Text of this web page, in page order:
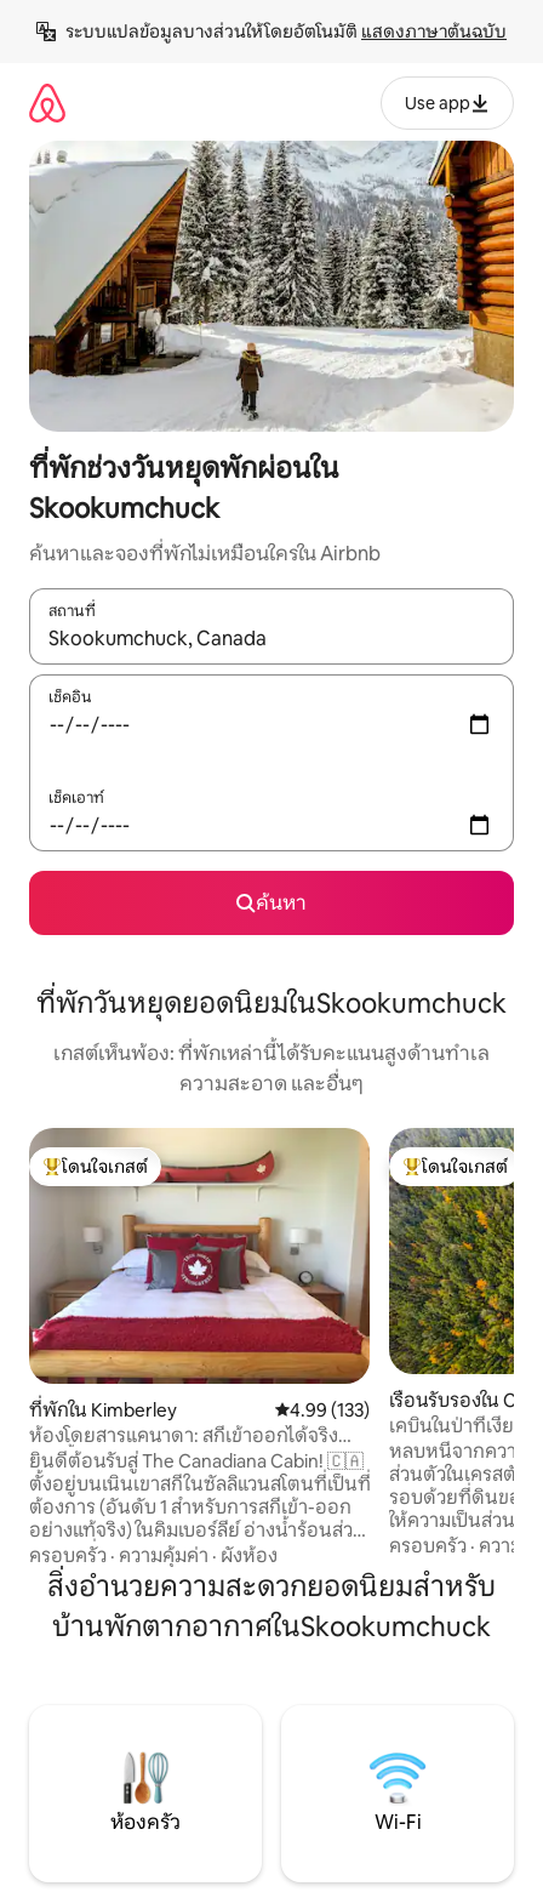
เนื้อหา
ระบบแปลข้อมูลบางส่วนให้โดยอัตโนมัติ แสดงภาษาต้นฉบับ
Use app
ที่พักช่วงวันหยุดพักผ่อนใน
Skookumchuck
ค้นหาและจองที่พักไม่เหมือนใครใน Airbnb
สถานที่
ใช้ลูกศรขึ้นลง หรือใช้การสัมผัสหรือปัด เพื่อสำรวจผลการค้นหา
เช็คอิน
เช็คเอาท์
ค้นหา
ที่พักวันหยุดยอดนิยมในSkookumchuck
เกสต์เห็นพ้อง: ที่พักเหล่านี้ได้รับคะแนนสูงด้านทำเล
ความสะอาด และอื่นๆ
โดนใจเกสต์ที่สุด
โดนใจเกสต์
ที่พักใน Kimberley คะแนนเฉลี่ย 4.99 จาก 5, 133 รีวิว
4.99 (133)
ห้องโดยสารแคนาดา: สกีเข้าออกได้จริง
อ่างน้ำร้อนส่วนตัว
ยินดีต้อนรับสู่ The Canadiana Cabin! 🇨🇦
ตั้งอยู่บนเนินเขาสกีในซัลลิแวนสโตนที่เป็นที่
ต้องการ (อันดับ 1 สำหรับการสกีเข้า-ออก
อย่างแท้จริง) ในคิมเบอร์ลีย์ อ่างน้ำร้อนส่วน
ตัวและที่จอดรถ ใช้ชีวิตแบบชาวแคนาดา
เอ๊ะ! 🇨🇦 ได้รับการตกแต่งอย่างเป็น
เอกลักษณ์เพื่อประสบการณ์ที่ไม่ซ้ำใคร
พื้นที่นั่งเล่น ห้องรับประทานอาหาร และ
ห้องครัวแบบเปิดโล่งที่กว้างขวางเป็นที่ที่
ครอบครัว · ความคุ้มค่า · ผังห้อง
โดนใจเกสต์ที่สุด
โดนใจเกสต์
เรือนรับรองใน
C
เคบินในป่าที่เงียบส
หลบหนีจากความวุ่
ส่วนตัวในเครสตัน
รอบด้วยที่ดินของ
ให้ความเป็นส่วนตั
สะดวกสบายอย่าง
และธรรมชาติที่สวยงาม เพลิ
อากาศบริสุทธิ์บนภู
และยามค่ำคืนที่เ
เหมาะสำหรับกา
ที่พักผ่อนที่เงียบส
ครอบครัว · ความคุ้
สิ่งอำนวยความสะดวกยอดนิยมสำหรับ
บ้านพักตากอากาศในSkookumchuck
ห้องครัว Wi-Fi